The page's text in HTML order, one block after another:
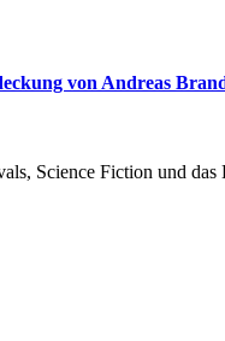
von Andreas
Science Fiction und das